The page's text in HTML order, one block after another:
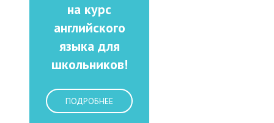
на курс
английского
языка для
школьников!
ПОДРОБНЕЕ